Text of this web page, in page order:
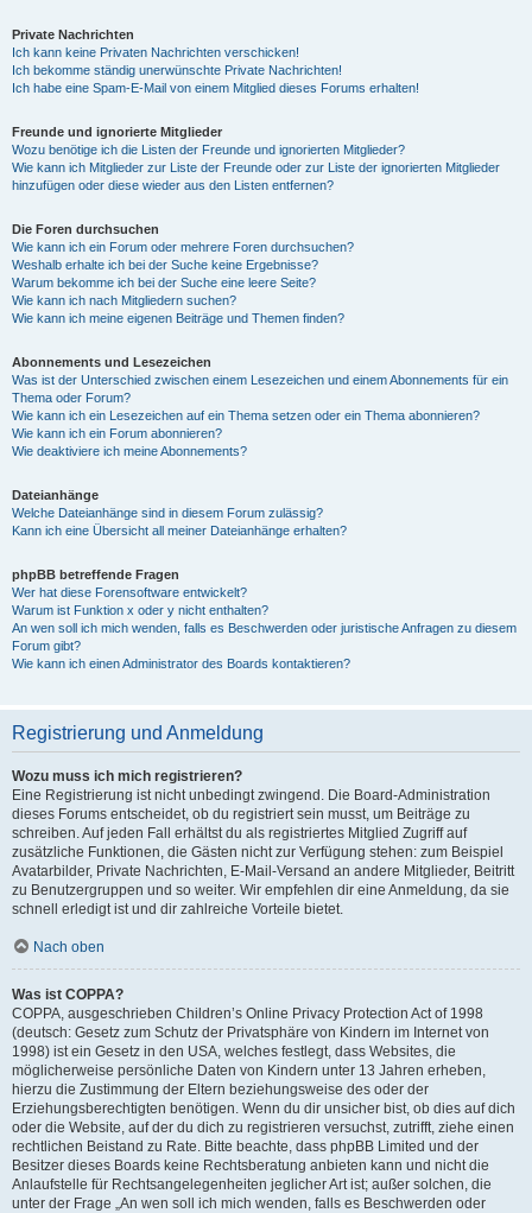
Private Nachrichten
Ich kann keine Privaten Nachrichten verschicken!
Ich bekomme ständig unerwünschte Private Nachrichten!
Ich habe eine Spam-E-Mail von einem Mitglied dieses Forums erhalten!
Freunde und ignorierte Mitglieder
Wozu benötige ich die Listen der Freunde und ignorierten Mitglieder?
Wie kann ich Mitglieder zur Liste der Freunde oder zur Liste der ignorierten Mitglieder
hinzufügen oder diese wieder aus den Listen entfernen?
Die Foren durchsuchen
Wie kann ich ein Forum oder mehrere Foren durchsuchen?
Weshalb erhalte ich bei der Suche keine Ergebnisse?
Warum bekomme ich bei der Suche eine leere Seite?
Wie kann ich nach Mitgliedern suchen?
Wie kann ich meine eigenen Beiträge und Themen finden?
Abonnements und Lesezeichen
Was ist der Unterschied zwischen einem Lesezeichen und einem Abonnements für ein
Thema oder Forum?
Wie kann ich ein Lesezeichen auf ein Thema setzen oder ein Thema abonnieren?
Wie kann ich ein Forum abonnieren?
Wie deaktiviere ich meine Abonnements?
Dateianhänge
Welche Dateianhänge sind in diesem Forum zulässig?
Kann ich eine Übersicht all meiner Dateianhänge erhalten?
phpBB betreffende Fragen
Wer hat diese Forensoftware entwickelt?
Warum ist Funktion x oder y nicht enthalten?
An wen soll ich mich wenden, falls es Beschwerden oder juristische Anfragen zu diesem
Forum gibt?
Wie kann ich einen Administrator des Boards kontaktieren?
Registrierung und Anmeldung
Wozu muss ich mich registrieren?
Eine Registrierung ist nicht unbedingt zwingend. Die Board-Administration
dieses Forums entscheidet, ob du registriert sein musst, um Beiträge zu
schreiben. Auf jeden Fall erhältst du als registriertes Mitglied Zugriff auf
zusätzliche Funktionen, die Gästen nicht zur Verfügung stehen: zum Beispiel
Avatarbilder, Private Nachrichten, E-Mail-Versand an andere Mitglieder, Beitritt
zu Benutzergruppen und so weiter. Wir empfehlen dir eine Anmeldung, da sie
schnell erledigt ist und dir zahlreiche Vorteile bietet.
Nach oben
Was ist COPPA?
COPPA, ausgeschrieben Children’s Online Privacy Protection Act of 1998
(deutsch: Gesetz zum Schutz der Privatsphäre von Kindern im Internet von
1998) ist ein Gesetz in den USA, welches festlegt, dass Websites, die
möglicherweise persönliche Daten von Kindern unter 13 Jahren erheben,
hierzu die Zustimmung der Eltern beziehungsweise des oder der
Erziehungsberechtigten benötigen. Wenn du dir unsicher bist, ob dies auf dich
oder die Website, auf der du dich zu registrieren versuchst, zutrifft, ziehe einen
rechtlichen Beistand zu Rate. Bitte beachte, dass phpBB Limited und der
Besitzer dieses Boards keine Rechtsberatung anbieten kann und nicht die
Anlaufstelle für Rechtsangelegenheiten jeglicher Art ist; außer solchen, die
unter der Frage „An wen soll ich mich wenden, falls es Beschwerden oder